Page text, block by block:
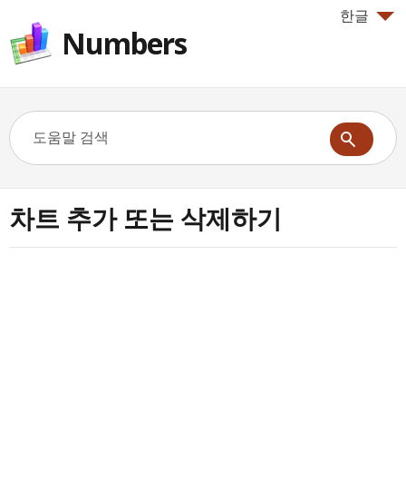
한글
Numbers
차트 추가 또는 삭제하기